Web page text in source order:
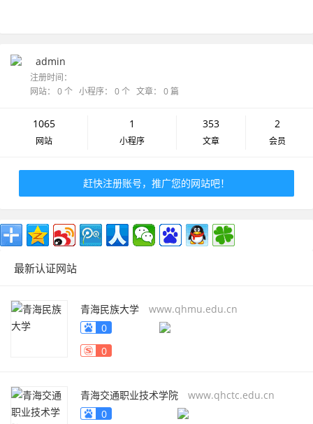
admin
注册时间：
网站： 0 个 小程序： 0 个 文章： 0 篇
1065
网站
1
小程序
353
文章
2
会员
赶快注册账号，推广您的网站吧！
最新认证网站
青海民族大学
www.qhmu.edu.cn
0
0
青海交通职业技术学院
www.qhctc.edu.cn
0